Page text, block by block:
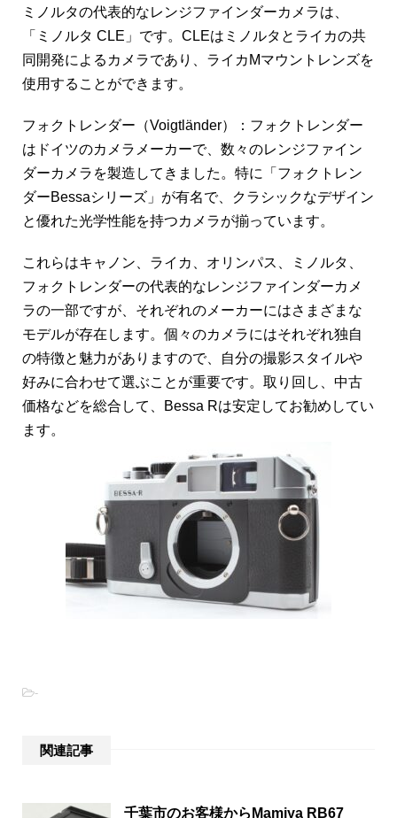
ミノルタの代表的なレンジファインダーカメラは、
「ミノルタ CLE」です。CLEはミノルタとライカの共
同開発によるカメラであり、ライカMマウントレンズを
使用することができます。
フォクトレンダー（Voigtländer）：フォクトレンダー
はドイツのカメラメーカーで、数々のレンジファイン
ダーカメラを製造してきました。特に「フォクトレン
ダーBessaシリーズ」が有名で、クラシックなデザイン
と優れた光学性能を持つカメラが揃っています。
これらはキャノン、ライカ、オリンパス、ミノルタ、
フォクトレンダーの代表的なレンジファインダーカメ
ラの一部ですが、それぞれのメーカーにはさまざまな
モデルが存在します。個々のカメラにはそれぞれ独自
の特徴と魅力がありますので、自分の撮影スタイルや
好みに合わせて選ぶことが重要です。取り回し、中古
価格などを総合して、Bessa Rは安定してお勧めしてい
ます。
-
関連記事
千葉市のお客様からMamiya RB67